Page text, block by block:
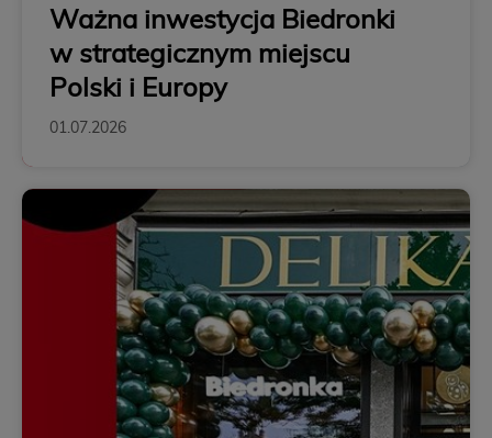
Ważna inwestycja Biedronki
w strategicznym miejscu
Polski i Europy
01.07.2026